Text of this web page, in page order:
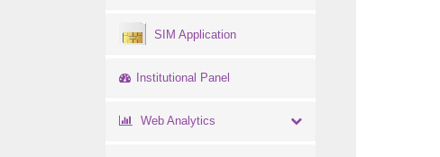
SIM Application
Institutional Panel
Web Analytics